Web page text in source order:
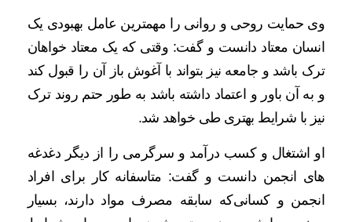
وی حمایت روحی و روانی را مهمترین عامل بهبودی یک
انسان معتاد دانست و گفت: وقتی که یک معتاد خواهان
ترک باشد و جامعه نیز بتواند با آغوش باز آن را قبول کند
و به آن باور و اعتماد داشته باشد به طور حتم روند ترک
نیز با شرایط بهتری طی خواهد شد.
او اشتغال و کسب درآمد و سرگرمی را از دیگر دغدغه
های انجمن دانست و گفت: متاسفانه کار برای افراد
انجمن و کسانی‌که سابقه مصرف مواد دارند، بسیار